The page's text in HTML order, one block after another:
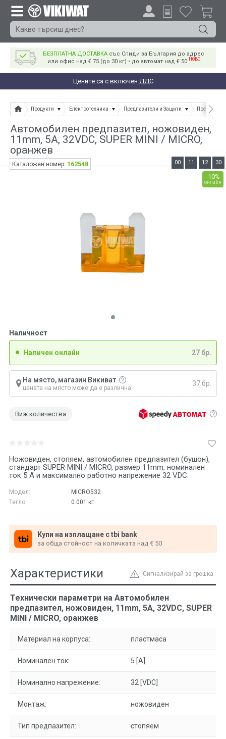
БЕЗПЛАТНА ДОСТАВКА със Спиди за България до адрес
или офис над € 75 (до 30 кг) • до автомат над € 50 НОВО
Цените са с включен ДДС
Продукти Електротехника Предпазители и Защити
Автомобилен предпазител, ножовиден,
11mm, 5А, 32VDC, SUPER MINI / MICRO,
оранжев
Ножовиден, стопяем, автомобилен предпазител (бушон),
стандарт SUPER MINI / MICRO, размер 11mm, номинален
ток 5 A и максимално работно напрежение 32 VDC.
Модел:
MICRO532
Тегло:
0.001 кг
Купи на изплащане с tbi bank
за обща стойност на количката над € 50
Наличност
Наличен онлайн 27 бр.
На място, магазин Викиват
цената на място може да е различна
37 бр.
Виж количества
-10%
онлайн
00 11 12 30
Каталожен номер: 162548
Сигнализирай за грешка
Характеристики
Технически параметри на Автомобилен
предпазител, ножовиден, 11mm, 5А, 32VDC, SUPER
MINI / MICRO, оранжев
Материал на корпуса: пластмаса
Номинален ток: 5 [A]
Номинално напрежение: 32 [VDC]
Монтаж: ножовиден
Тип предпазител: стопяем